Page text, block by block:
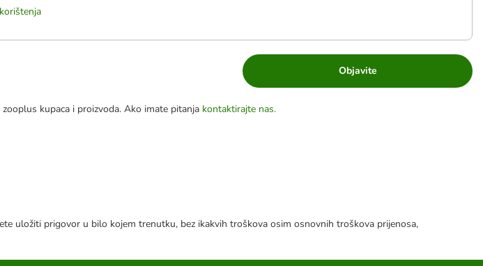
Objavite
kupaca i proizvoda. Ako imate pitanja kontaktirajte nas.
uložiti prigovor u bilo kojem trenutku, bez ikakvih troškova osim osnovnih troškova prijenosa,